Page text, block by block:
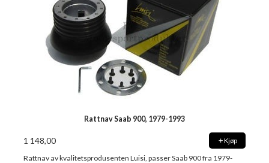
Rattnav Saab 900, 1979-1993
1 148,00 Kjøp
Rattnav av kvalitetsprodusenten Luisi, passer Saab 900 fra 1979-